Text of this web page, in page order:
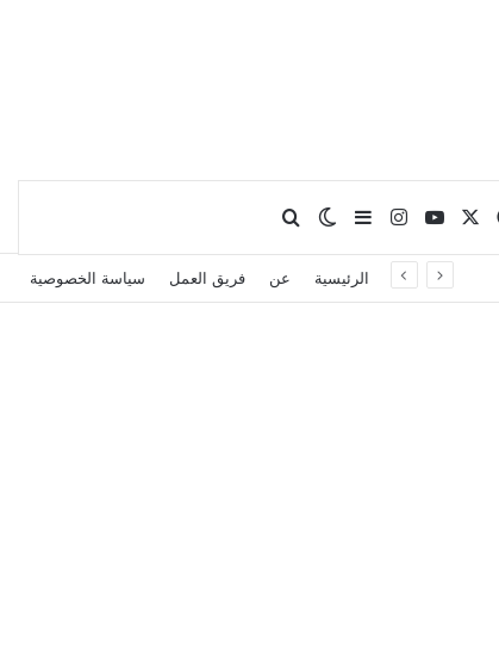
فيسبوك يوتيوبانستقرامإضافة عمود جانبي
الوضع المظلم
بحث عن
الرئيسية عن فريق العمل سياسة الخصوصية